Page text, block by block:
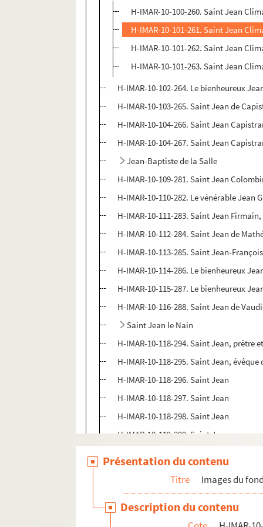
H-IMAR-10-100-260. Saint Jean
H-IMAR-10-101-261. Saint Jean
H-IMAR-10-101-262. Saint Jean
H-IMAR-10-101-263. Saint Jean
H-IMAR-10-102-264. Le bienheureux
H-IMAR-10-103-265. Saint Jean de
H-IMAR-10-104-266. Saint Jean
H-IMAR-10-104-267. Saint Jean
Jean-Baptiste de la Salle
H-IMAR-10-109-281. Saint Jean
H-IMAR-10-110-282. Le vénérable
H-IMAR-10-111-283. Saint Jean
H-IMAR-10-112-284. Saint Jean de
H-IMAR-10-113-285. Saint Jean-
H-IMAR-10-114-286. Le bienheureux
H-IMAR-10-115-287. Le bienheureux
H-IMAR-10-116-288. Saint Jean de
Saint Jean le Nain
H-IMAR-10-118-294. Saint Jean, prêtre
H-IMAR-10-118-295. Saint Jean, évêque
H-IMAR-10-118-296. Saint Jean
H-IMAR-10-118-297. Saint Jean
H-IMAR-10-118-298. Saint Jean
H-IMAR-10-119-299. Saint Jean
H-IMAR-10-120-303. Saint Jean, saint
Présentation du contenu
Titre Images du
Description du contenu